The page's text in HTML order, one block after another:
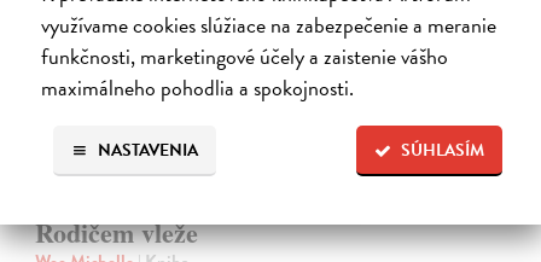
využívame cookies slúžiace na zabezpečenie a meranie
funkčnosti, marketingové účely a zaistenie vášho
maximálneho pohodlia a spokojnosti.
SÚHLASÍM
NASTAVENIA
Rodičem vleže